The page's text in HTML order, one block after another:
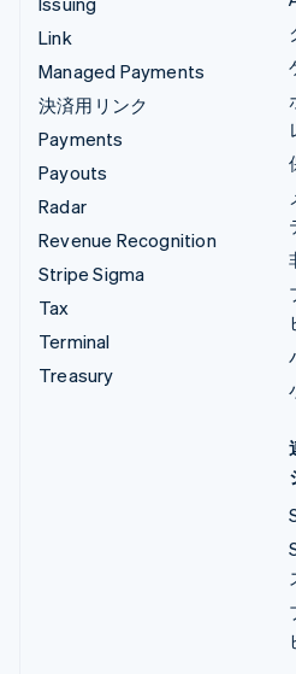
Link
Managed Payments
決済用リンク
Payments
Payouts
Radar
Revenue Recognition
Stripe Sigma
Tax
Terminal
Treasury